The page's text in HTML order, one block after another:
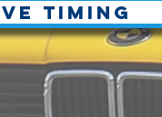
timing